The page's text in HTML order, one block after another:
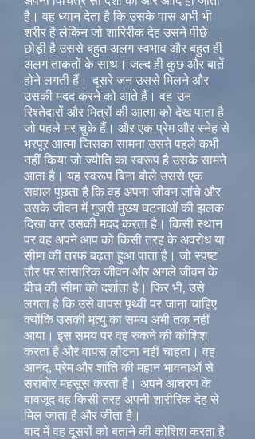
है। वह ध्यान देता है कि उसके पास अभी भी
शरीर है लेकिन जो शारिरीक देह उसने पीछे
छोड़ी है उससे बहुत अलग स्वभाव और बहुत ही
अलग ताकतों के साथ। जल्द ही कुछ और बातें
होने लगती हैं। दूसरे जन उससे मिलने और
उसकी मदद करने को आते हैं। वह उन
रिश्तेदारों और मित्रों की आत्मा को देख पाता है
जो पहले मर चुके हैं। और एक प्रेम और स्नेह से
भरपूर आत्मा जिसका सामना उसने पहले कभी
नहीं किया जो ज्योति का स्वरूप है उसके सामने
आता है। यह स्वरूप बिना बोले उससे एक
सवाल पूछता है कि वह अपना जीवन जांचे और
उसके जीवन में गुजरी मुख्य घटनाओं की झलक
दिखा कर उसकी मदद करता है। किसी स्थान
पर वह अपने आप को किसी तरह के अवरोध या
सीमा की तरफ बढ़ता हुआ पाता है। जो स्पष्ट
तौर पर सांसारिक जीवन और अगले जीवन के
बीच की सीमा को दर्शाता है। फिर भी, उसे
लगता है कि उसे वापस पृथ्वी पर जाना चाहिए
क्योंकि उसकी मृत्यु का समय अभी तक नहीं
आया। इस समय पर वह रुकने की कोशिश
करता है और वापस लौटना नहीं चाहता। वह
आनंद, प्रेम और शांति की महान भावनाओं से
सराबोर महसूस करता है। अपने आचरण के
बावजूद वह किसी तरह अपनी शारीरिक देह से
मिल जाता है और जीता है।
बाद में वह दूसरों को बताने की कोशिश करता है